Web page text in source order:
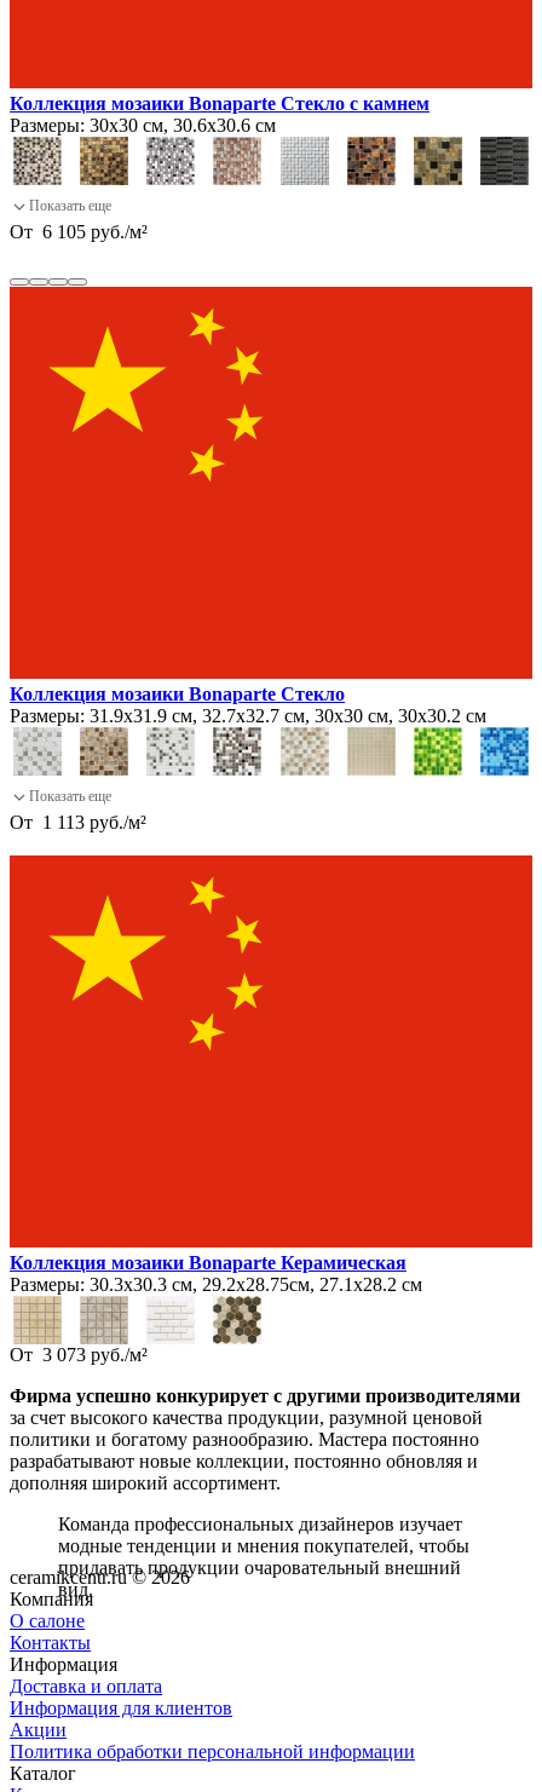
Коллекция мозаики Bonaparte Стекло с камнем
Размеры: 30х30 см, 30.6х30.6 см
От 6 105 руб./м²
Коллекция мозаики Bonaparte Стекло
Размеры: 31.9х31.9 см, 32.7х32.7 см, 30х30 см, 30х30.2 см
От 1 113 руб./м²
Коллекция мозаики Bonaparte Керамическая
Размеры: 30.3х30.3 см, 29.2х28.75см, 27.1х28.2 см
От 3 073 руб./м²
Фирма успешно конкурирует с другими производителями
за счет высокого качества продукции, разумной ценовой
политики и богатому разнообразию. Мастера постоянно
разрабатывают новые коллекции, постоянно обновляя и
дополняя широкий ассортимент.
Команда профессиональных дизайнеров изучает
модные тенденции и мнения покупателей, чтобы
придавать продукции очаровательный внешний
вид.
ceramikcentr.ru© 2026
Компания
О салоне
Контакты
Информация
Доставка и оплата
Информация для клиентов
Акции
Политика обработки персональной информации
Каталог